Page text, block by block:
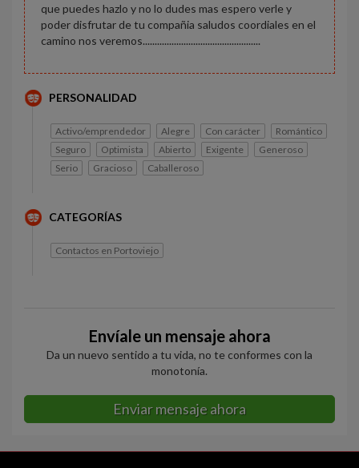
que puedes hazlo y no lo dudes mas espero verle y
poder disfrutar de tu compañia saludos coordiales en el
camino nos veremos.................................................
PERSONALIDAD
Activo/emprendedor Alegre Con carácter
Romántico
Seguro
Optimista Abierto Exigente
Generoso
Serio
Gracioso Caballeroso
CATEGORÍAS
Contactos en Portoviejo
Envíale un mensaje ahora
Da un nuevo sentido a tu vida, no te conformes con la
monotonía.
Enviar mensaje ahora